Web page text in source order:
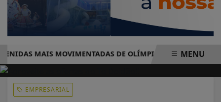
MAIS MOVIMENTADAS DE OLÍMPIA COMPLETO –MENU
EMPRESARIAL